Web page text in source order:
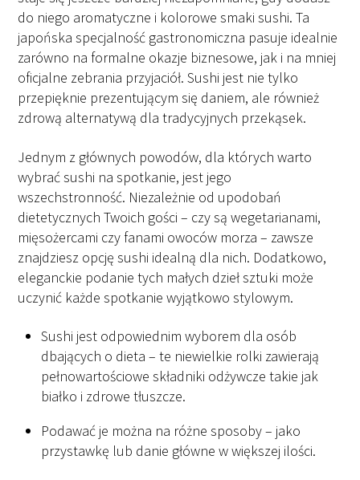
do niego aromatyczne i kolorowe smaki sushi. Ta
japońska specjalność gastronomiczna pasuje idealnie
zarówno na formalne okazje biznesowe, jak i na mniej
oficjalne zebrania przyjaciół. Sushi jest nie tylko
przepięknie prezentującym się daniem, ale również
zdrową alternatywą dla tradycyjnych przekąsek.
Jednym z głównych powodów, dla których warto
wybrać sushi na spotkanie, jest jego
wszechstronność. Niezależnie od upodobań
dietetycznych Twoich gości – czy są wegetarianami,
mięsożercami czy fanami owoców morza – zawsze
znajdziesz opcję sushi idealną dla nich. Dodatkowo,
eleganckie podanie tych małych dzieł sztuki może
uczynić każde spotkanie wyjątkowo stylowym.
Sushi jest odpowiednim wyborem dla osób
dbających o dieta – te niewielkie rolki zawierają
pełnowartościowe składniki odżywcze takie jak
białko i zdrowe tłuszcze.
Podawać je można na różne sposoby – jako
przystawkę lub danie główne w większej ilości.